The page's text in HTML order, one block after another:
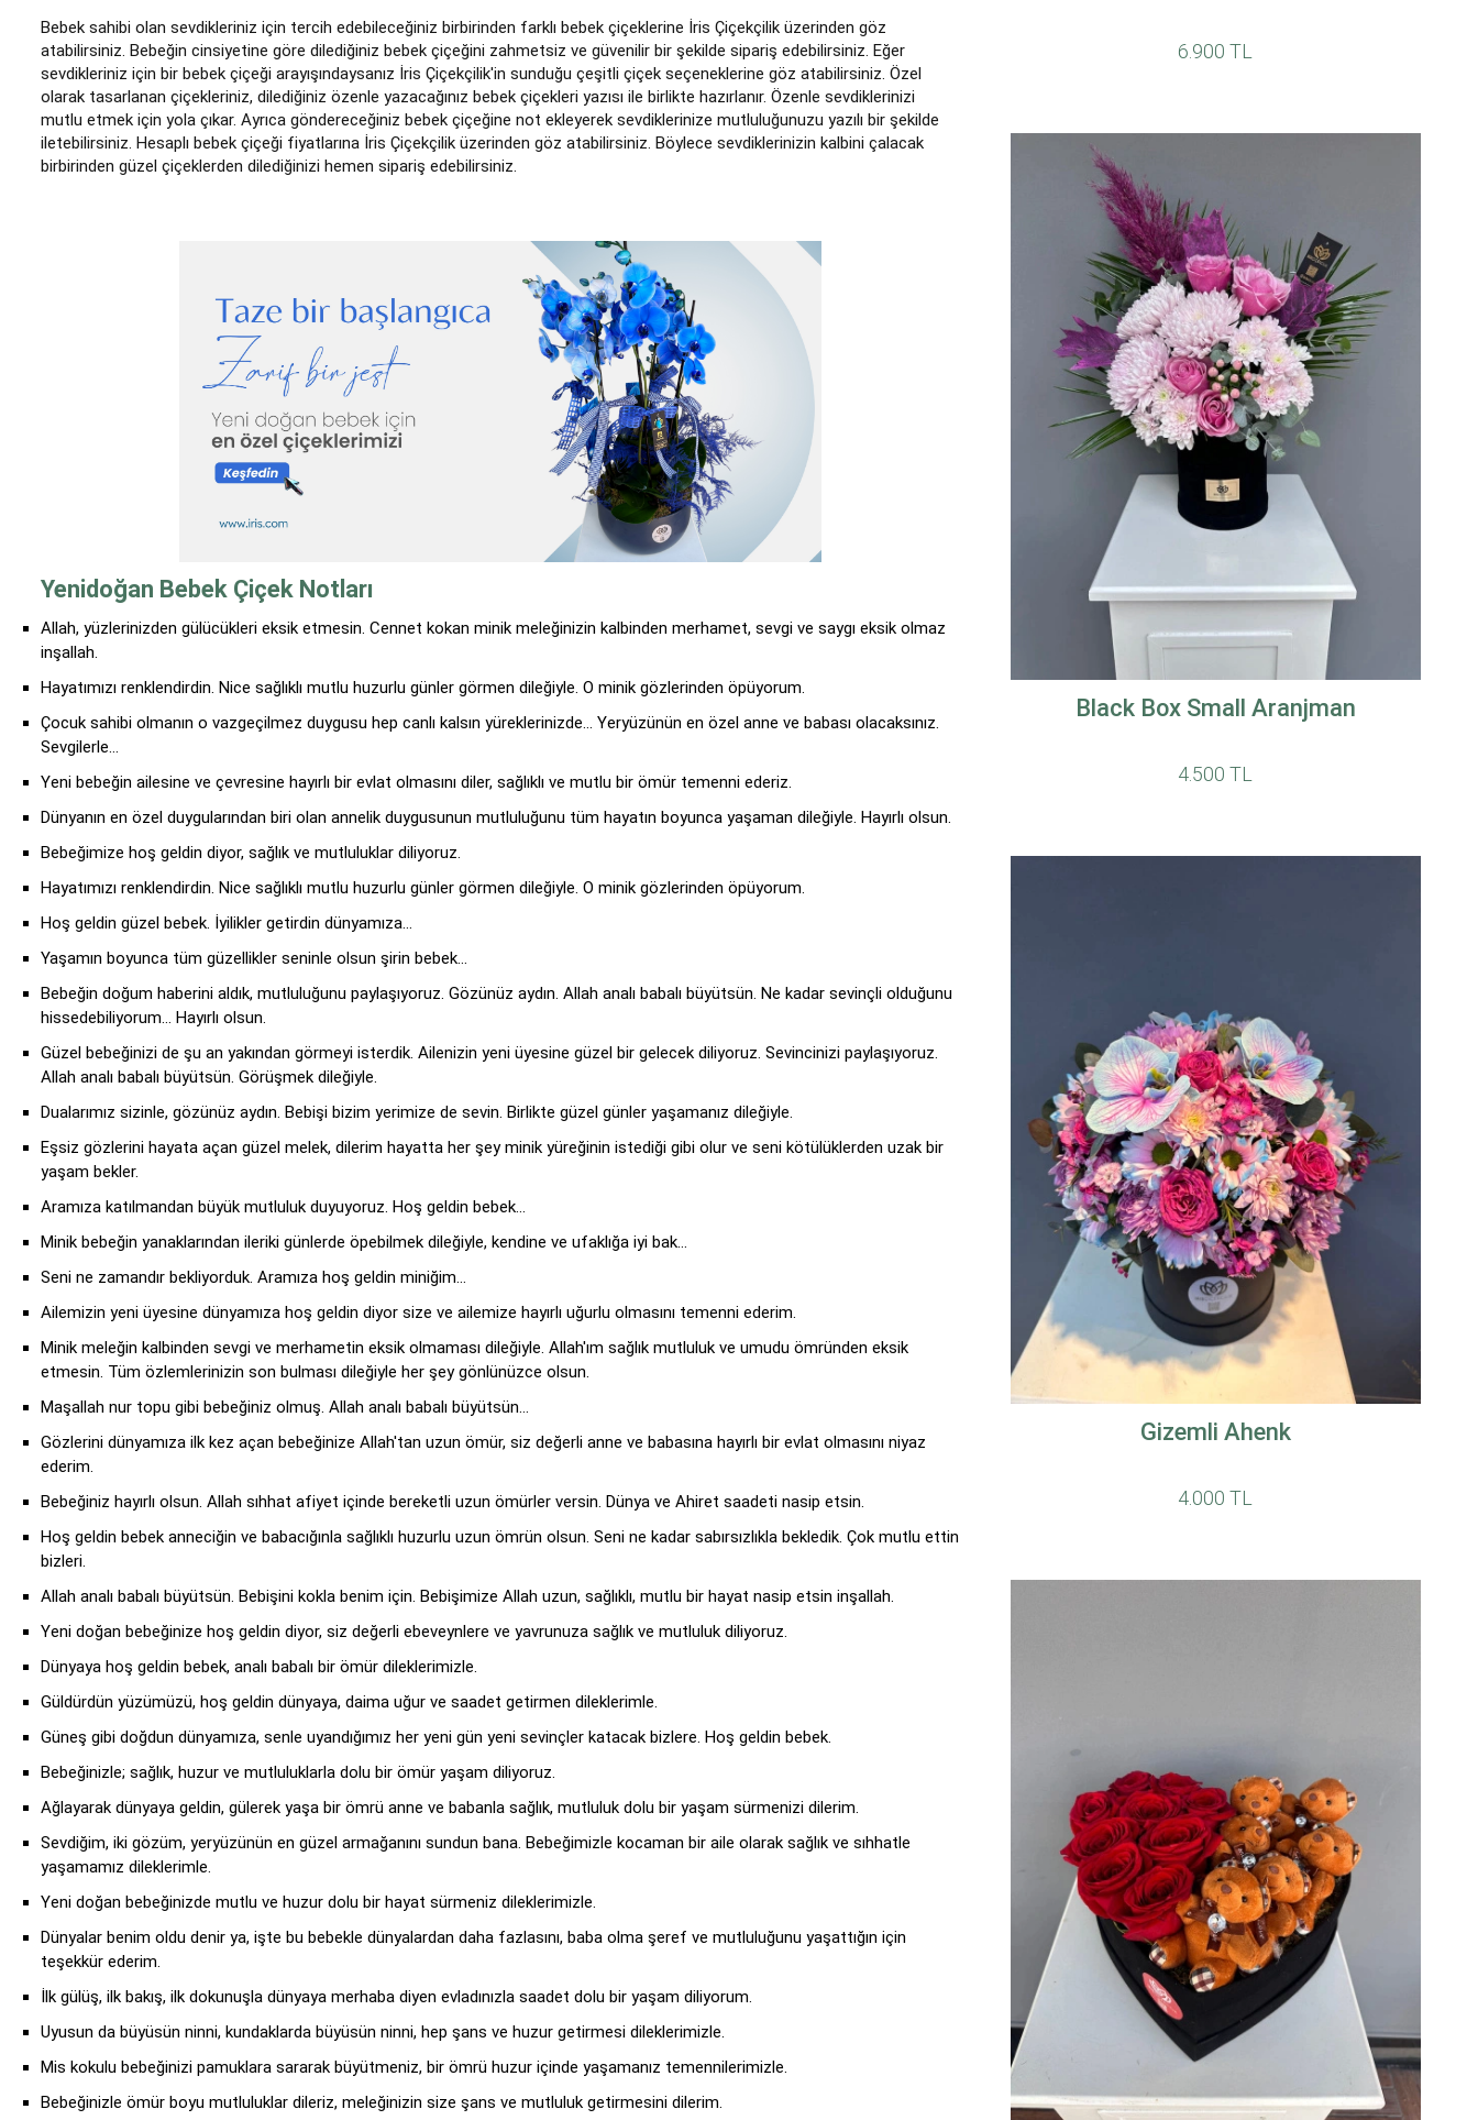
Bebek sahibi olan sevdikleriniz için tercih edebileceğiniz birbirinden farklı bebek çiçeklerine İris Çiçekçilik üzerinden göz
atabilirsiniz. Bebeğin cinsiyetine göre dilediğiniz bebek çiçeğini zahmetsiz ve güvenilir bir şekilde sipariş edebilirsiniz. Eğer
sevdikleriniz için bir bebek çiçeği arayışındaysanız İris Çiçekçilik'in sunduğu çeşitli çiçek seçeneklerine göz atabilirsiniz. Özel
olarak tasarlanan çiçekleriniz, dilediğiniz özenle yazacağınız bebek çiçekleri yazısı ile birlikte hazırlanır. Özenle sevdiklerinizi
mutlu etmek için yola çıkar. Ayrıca göndereceğiniz bebek çiçeğine not ekleyerek sevdiklerinize mutluluğunuzu yazılı bir şekilde
iletebilirsiniz. Hesaplı bebek çiçeği fiyatlarına İris Çiçekçilik üzerinden göz atabilirsiniz. Böylece sevdiklerinizin kalbini çalacak
birbirinden güzel çiçeklerden dilediğinizi hemen sipariş edebilirsiniz.
Yenidoğan Bebek Çiçek Notları
Allah, yüzlerinizden gülücükleri eksik etmesin. Cennet kokan minik meleğinizin kalbinden merhamet, sevgi ve saygı eksik olmaz
inşallah.
Hayatımızı renklendirdin. Nice sağlıklı mutlu huzurlu günler görmen dileğiyle. O minik gözlerinden öpüyorum.
Çocuk sahibi olmanın o vazgeçilmez duygusu hep canlı kalsın yüreklerinizde… Yeryüzünün en özel anne ve babası olacaksınız.
Sevgilerle…
Yeni bebeğin ailesine ve çevresine hayırlı bir evlat olmasını diler, sağlıklı ve mutlu bir ömür temenni ederiz.
Dünyanın en özel duygularından biri olan annelik duygusunun mutluluğunu tüm hayatın boyunca yaşaman dileğiyle. Hayırlı olsun.
Bebeğimize hoş geldin diyor, sağlık ve mutluluklar diliyoruz.
Hayatımızı renklendirdin. Nice sağlıklı mutlu huzurlu günler görmen dileğiyle. O minik gözlerinden öpüyorum.
Hoş geldin güzel bebek. İyilikler getirdin dünyamıza…
Yaşamın boyunca tüm güzellikler seninle olsun şirin bebek…
Bebeğin doğum haberini aldık, mutluluğunu paylaşıyoruz. Gözünüz aydın. Allah analı babalı büyütsün. Ne kadar sevinçli olduğunu
hissedebiliyorum… Hayırlı olsun.
Güzel bebeğinizi de şu an yakından görmeyi isterdik. Ailenizin yeni üyesine güzel bir gelecek diliyoruz. Sevincinizi paylaşıyoruz.
Allah analı babalı büyütsün. Görüşmek dileğiyle.
Dualarımız sizinle, gözünüz aydın. Bebişi bizim yerimize de sevin. Birlikte güzel günler yaşamanız dileğiyle.
Eşsiz gözlerini hayata açan güzel melek, dilerim hayatta her şey minik yüreğinin istediği gibi olur ve seni kötülüklerden uzak bir
yaşam bekler.
Aramıza katılmandan büyük mutluluk duyuyoruz. Hoş geldin bebek…
Minik bebeğin yanaklarından ileriki günlerde öpebilmek dileğiyle, kendine ve ufaklığa iyi bak…
Seni ne zamandır bekliyorduk. Aramıza hoş geldin miniğim…
Ailemizin yeni üyesine dünyamıza hoş geldin diyor size ve ailemize hayırlı uğurlu olmasını temenni ederim.
Minik meleğin kalbinden sevgi ve merhametin eksik olmaması dileğiyle. Allah'ım sağlık mutluluk ve umudu ömründen eksik
etmesin. Tüm özlemlerinizin son bulması dileğiyle her şey gönlünüzce olsun.
Maşallah nur topu gibi bebeğiniz olmuş. Allah analı babalı büyütsün…
Gözlerini dünyamıza ilk kez açan bebeğinize Allah'tan uzun ömür, siz değerli anne ve babasına hayırlı bir evlat olmasını niyaz
ederim.
Bebeğiniz hayırlı olsun. Allah sıhhat afiyet içinde bereketli uzun ömürler versin. Dünya ve Ahiret saadeti nasip etsin.
Hoş geldin bebek anneciğin ve babacığınla sağlıklı huzurlu uzun ömrün olsun. Seni ne kadar sabırsızlıkla bekledik. Çok mutlu ettin
bizleri.
Allah analı babalı büyütsün. Bebişini kokla benim için. Bebişimize Allah uzun, sağlıklı, mutlu bir hayat nasip etsin inşallah.
Yeni doğan bebeğinize hoş geldin diyor, siz değerli ebeveynlere ve yavrunuza sağlık ve mutluluk diliyoruz.
Dünyaya hoş geldin bebek, analı babalı bir ömür dileklerimizle.
Güldürdün yüzümüzü, hoş geldin dünyaya, daima uğur ve saadet getirmen dileklerimle.
Güneş gibi doğdun dünyamıza, senle uyandığımız her yeni gün yeni sevinçler katacak bizlere. Hoş geldin bebek.
Bebeğinizle; sağlık, huzur ve mutluluklarla dolu bir ömür yaşam diliyoruz.
Ağlayarak dünyaya geldin, gülerek yaşa bir ömrü anne ve babanla sağlık, mutluluk dolu bir yaşam sürmenizi dilerim.
Sevdiğim, iki gözüm, yeryüzünün en güzel armağanını sundun bana. Bebeğimizle kocaman bir aile olarak sağlık ve sıhhatle
yaşamamız dileklerimle.
Yeni doğan bebeğinizde mutlu ve huzur dolu bir hayat sürmeniz dileklerimizle.
Dünyalar benim oldu denir ya, işte bu bebekle dünyalardan daha fazlasını, baba olma şeref ve mutluluğunu yaşattığın için
teşekkür ederim.
İlk gülüş, ilk bakış, ilk dokunuşla dünyaya merhaba diyen evladınızla saadet dolu bir yaşam diliyorum.
Uyusun da büyüsün ninni, kundaklarda büyüsün ninni, hep şans ve huzur getirmesi dileklerimizle.
Mis kokulu bebeğinizi pamuklara sararak büyütmeniz, bir ömrü huzur içinde yaşamanız temennilerimizle.
Bebeğinizle ömür boyu mutluluklar dileriz, meleğinizin size şans ve mutluluk getirmesini dilerim.
6.900 TL
Black Box Small Aranjman
4.500 TL
Gizemli Ahenk
4.000 TL